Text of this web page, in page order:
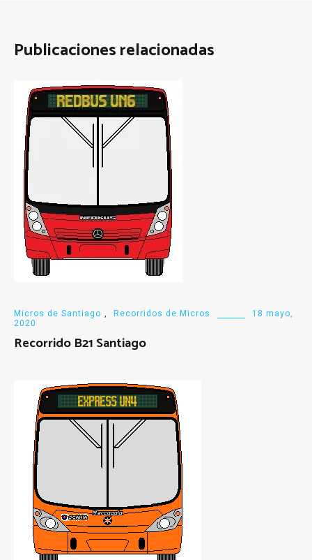
Publicaciones relacionadas
Micros de Santiago Recorridos de Micros
18 mayo,
2020
Recorrido B21 Santiago